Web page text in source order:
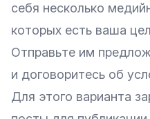
себя несколько
которых есть ваша
Отправьте им
и договоритесь об
Для этого варианта